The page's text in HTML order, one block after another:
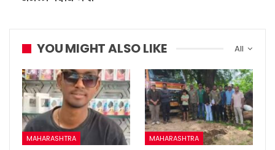
All
YOU MIGHT ALSO LIKE
MAHARASHTRA MAHARASHTRA